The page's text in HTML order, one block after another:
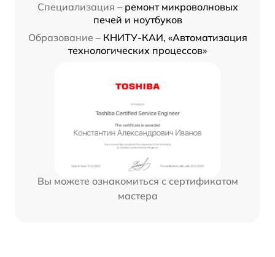
Специализация – ремонт микроволновых
печей и ноутбуков
Образование – КНИТУ-КАИ, «Автоматизация
технологических процессов»
Вы можете ознакомиться с сертификатом
мастера